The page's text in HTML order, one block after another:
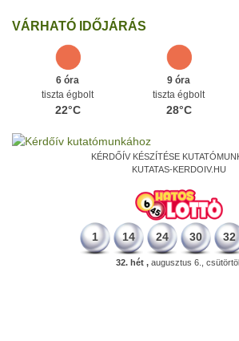
VÁRHATÓ IDŐJÁRÁS
6 óra
tiszta égbolt
22°C
9 óra
tiszta égbolt
28°C
KÉRDŐÍV KÉSZÍTÉSE
KUTATAS-KERDOIV.HU
1 14 24 30 32
32. hét ,augusztus 6.,